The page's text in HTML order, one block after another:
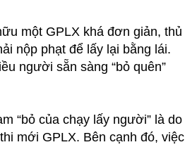
một GPLX khá đơn giản, thủ
nộp phạt để lấy lại bằng lái.
người sẵn sàng “bỏ quên”
“bỏ của chạy lấy người” là do
mới GPLX. Bên cạnh đó, việc